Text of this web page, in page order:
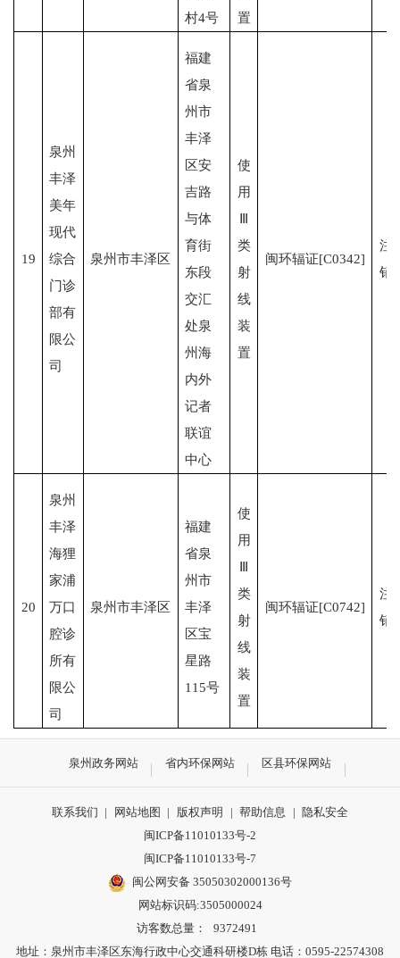
村4号
置
19
泉州
丰泽
美年
现代
综合
门诊
部有
限公
司
泉州市丰泽区
福建
省泉
州市
丰泽
区安
吉路
与体
育街
东段
交汇
处泉
州海
内外
记者
联谊
中心
使
用
Ⅲ
类
射
线
装
置
闽环辐证[C0342]
注
销
20
泉州
丰泽
海狸
家浦
万口
腔诊
所有
限公
司
泉州市丰泽区
福建
省泉
州市
丰泽
区宝
星路
115号
使
用
Ⅲ
类
射
线
装
置
闽环辐证[C0742]
注
销
泉州政务网站 省内环保网站 区县环保网站
联系我们 | 网站地图 | 版权声明 | 帮助信息 | 隐私安全
闽ICP备11010133号-2
闽ICP备11010133号-7
闽公网安备 35050302000136号
网站标识码:3505000024
访客数总量：
9372491
地址：泉州市丰泽区东海行政中心交通科研楼D栋 电话：0595-22574308